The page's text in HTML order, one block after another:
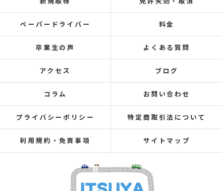
ペーパードライバー 料金
卒業生の声 よくある質問
アクセス ブログ
コラム お問い合わせ
プライバシーポリシー 特定商取引法について
利用規約・免責事項 サイトマップ